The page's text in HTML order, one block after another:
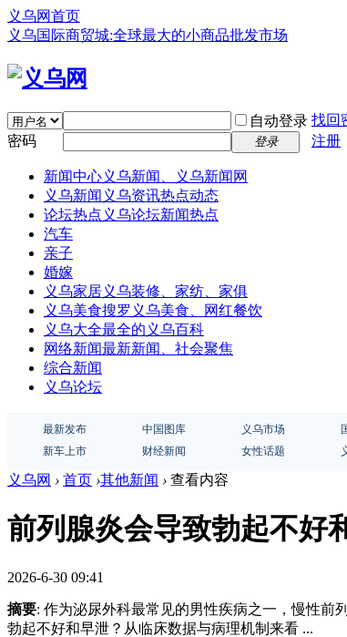
义乌网首页
义乌国际商贸城:全球最大的小商品批发市场
自动登录 找回
密码
登录 注册
新闻中心义乌新闻、义乌新闻网
义乌新闻 义乌资讯热点动态
论坛热点 义乌论坛新闻热点
汽车
亲子
婚嫁
义乌家居义乌装修、家纺、家俱
义乌美食搜罗义乌美食、网红餐饮
义乌大全最全的义乌百科
网络新闻最新新闻、社会聚焦
综合新闻
义乌论坛
最新发布 中国图库 义乌市场
新车上市
财经新闻 女性话题
义乌网 › 首页 ›其他新闻 › 查看内容
前列腺炎会导致勃起不好
2026-6-30 09:41
摘要: 作为泌尿外科最常见的男性疾病之一，慢性前
勃起不好和早泄？从临床数据与病理机制来看 ...